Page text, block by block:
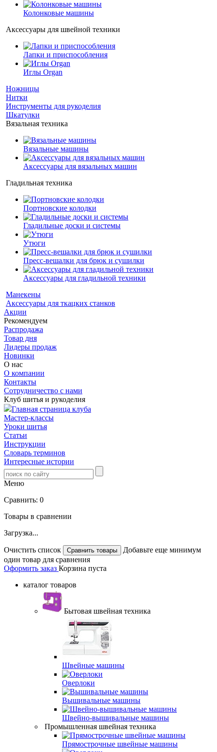
Колонковые машины
Аксессуары для швейной техники
Лапки и приспособления
Иглы Organ
Ножницы
Нитки
Инструменты для рукоделия
Шкатулки
Вязальная техника
Вязальные машины
Аксессуары для вязальных машин
Гладильная техника
Портновские колодки
Гладильные доски и системы
Утюги
Пресс-вешалки для брюк и сушилки
Аксессуары для гладильной техники
Манекены
Аксессуары для ткацких станков
Акции
Рекомендуем
Распродажа
Товар дня
Лидеры продаж
Новинки
О нас
О компании
Контакты
Сотрудничество с нами
Клуб шитья и рукоделия
Главная страница клуба
Мастер-классы
Уроки шитья
Статьи
Инструкции
Словарь терминов
Интересные истории
Меню
Сравнить: 0
Товары в сравнении
Загрузка...
Очистить список
Добавьте еще минимум
один товар для сравнения
Оформить заказ Корзина пуста
каталог товаров
Бытовая швейная техника
Швейные машины
Оверлоки
Вышивальные машины
Швейно-вышивальные машины
Промышленная швейная техника
Прямострочные швейные машины